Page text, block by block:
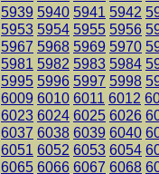
5939 5940 5941 5942
5953 5954 5955 5956
5967 5968 5969 5970
5981 5982 5983 5984
5995 5996 5997 5998
6009 6010 6011 6012
6023 6024 6025 6026
6037 6038 6039 6040
6051 6052 6053 6054
6065 6066 6067 6068